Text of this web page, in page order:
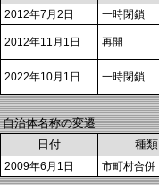
2012年7月2日 一時閉鎖
2012年11月1日 再開
2022年10月1日 一時閉鎖
自治体名称の変遷
日付
種類
2009年6月1日 市町村合併